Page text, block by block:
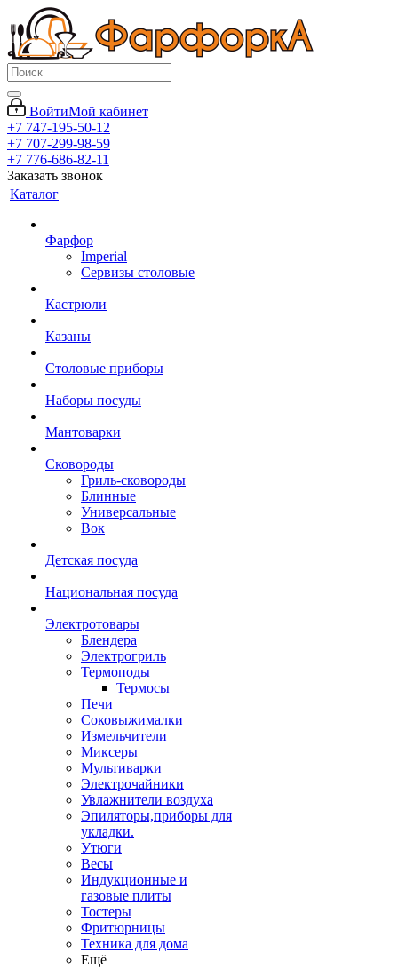
ВойтиМой кабинет
+7 747-195-50-12
+7 707-299-98-59
+7 776-686-82-11
Заказать звонок
Каталог
Фарфор
Imperial
Сервизы столовые
Кастрюли
Казаны
Столовые приборы
Наборы посуды
Мантоварки
Сковороды
Гриль-сковороды
Блинные
Универсальные
Вок
Детская посуда
Национальная посуда
Электротовары
Блендера
Электрогриль
Термоподы
Термосы
Печи
Соковыжималки
Измельчители
Миксеры
Мультиварки
Электрочайники
Увлажнители воздуха
Эпиляторы,приборы для
укладки.
Утюги
Весы
Индукционные и
газовые плиты
Тостеры
Фритюрницы
Техника для дома
Ещё